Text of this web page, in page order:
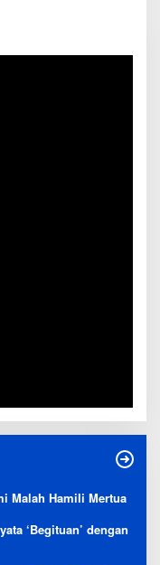
Malah Hamili Mertua
‘Begituan’ dengan